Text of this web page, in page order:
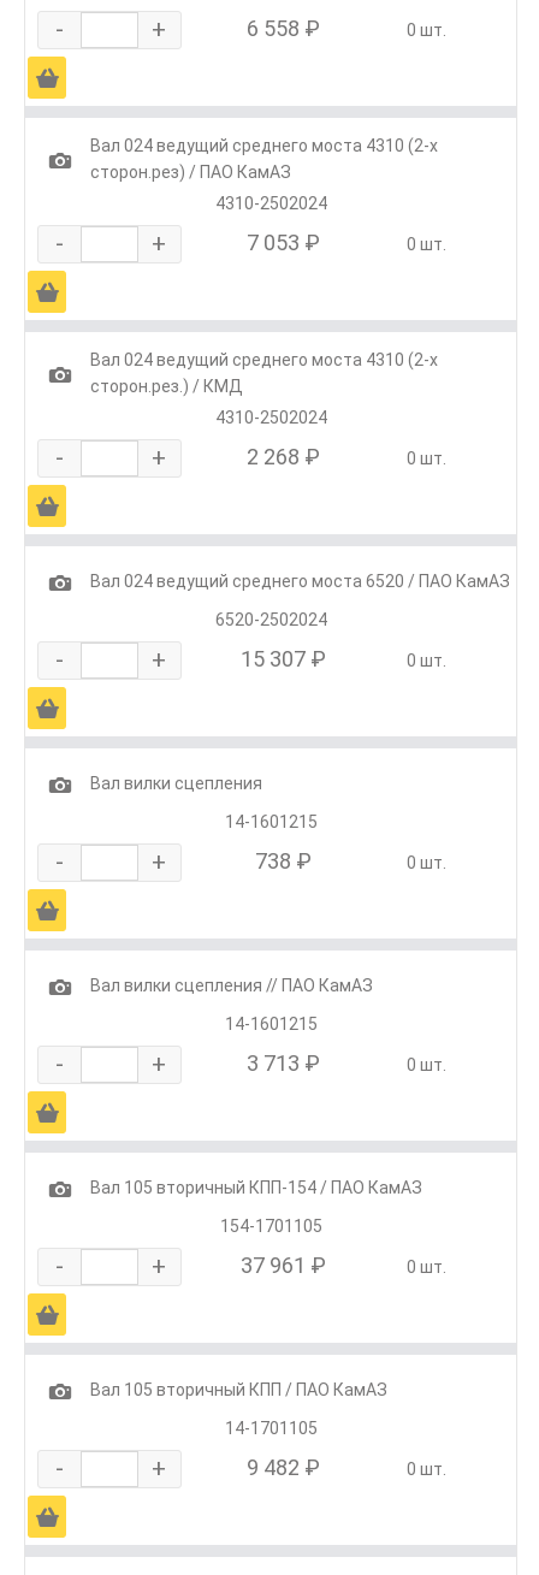
- + 6 558 ₽ 0 шт.
Ä
1
Вал 024 ведущий среднего моста 4310 (2-х
сторон.рез) / ПАО КамАЗ
4310-2502024
- + 7 053 ₽ 0 шт.
Ä
1
Вал 024 ведущий среднего моста 4310 (2-х
сторон.рез.) / КМД
4310-2502024
- + 2 268 ₽ 0 шт.
Ä
1
Вал 024 ведущий среднего моста 6520 / ПАО КамАЗ
6520-2502024
- + 15 307 ₽ 0 шт.
Ä
1
Вал вилки сцепления
14-1601215
- + 738 ₽ 0 шт.
Ä
1
Вал вилки сцепления // ПАО КамАЗ
14-1601215
- + 3 713 ₽ 0 шт.
Ä
1
Вал 105 вторичный КПП-154 / ПАО КамАЗ
154-1701105
- + 37 961 ₽ 0 шт.
Ä
1
Вал 105 вторичный КПП / ПАО КамАЗ
14-1701105
- + 9 482 ₽ 0 шт.
Ä